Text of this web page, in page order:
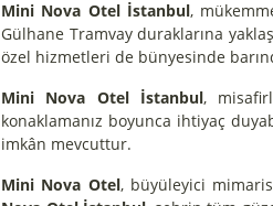
Mini Nova Otel İstanbul,
Gülhane Tramvay duraklarına
özel hizmetleri de bünyesinde
Mini Nova Otel İstanbul,
konaklamanız boyunca ihtiyaç
imkân mevcuttur.
Mini Nova Otel, büyüleyici